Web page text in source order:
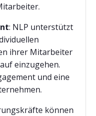
: NLP unterstützt
ihrer Mitarbeiter
einzugehen.
und eine
können